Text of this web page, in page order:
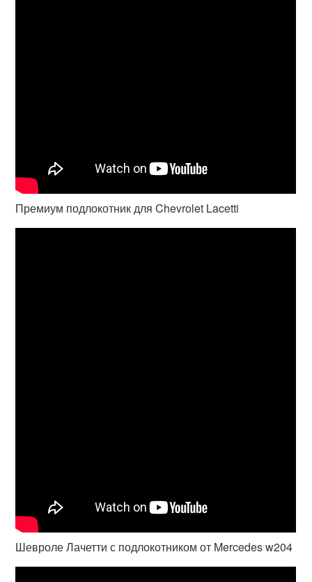
Премиум подлокотник для Chevrolet Lacetti
Шевроле Лачетти с подлокотником от Mercedes w204